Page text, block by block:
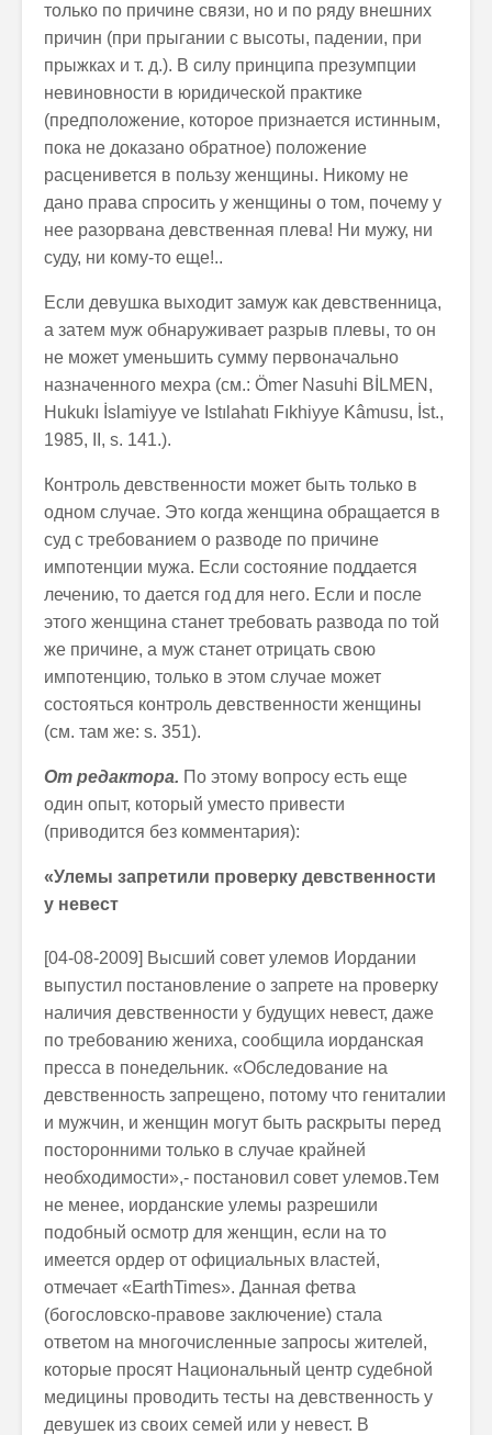
только по причине связи, но и по ряду внешних
причин (при прыгании с высоты, падении, при
прыжках и т. д.). В силу принципа презумпции
невиновности в юридической практике
(предположение, которое признается истинным,
пока не доказано обратное) положение
расценивется в пользу женщины. Никому не
дано права спросить у женщины о том, почему у
нее разорвана девственная плева! Ни мужу, ни
суду, ни кому-то еще!..
Если девушка выходит замуж как девственница,
а затем муж обнаруживает разрыв плевы, то он
не может уменьшить сумму первоначально
назначенного мехра (см.: Ömer Nasuhi BİLMEN,
Hukukı İslamiyye ve Is­tılahatı Fıkhiyye Kâmusu, İst.,
1985, II, s. 141.).
Контроль девственности может быть только в
одном случае. Это когда женщина обращается в
суд с требованием о разводе по причине
импотенции мужа. Если состояние поддается
лечению, то дается год для него. Если и после
этого женщина станет требовать развода по той
же причине, а муж станет отрицать свою
импотенцию, только в этом случае может
состояться контроль девственности женщины
(cм. там же: s. 351).
От редактора. По этому вопросу есть еще
один опыт, который уместо привести
(приводится без комментария):
«Улемы запретили проверку девственности
у невест
[04-08-2009] Высший совет улемов Иордании
выпустил постановление о запрете на проверку
наличия девственности у будущих невест, даже
по требованию жениха, сообщила иорданская
пресса в понедельник. «Обследование на
девственность запрещено, потому что гениталии
и мужчин, и женщин могут быть раскрыты перед
посторонними только в случае крайней
необходимости»,- постановил совет улемов.Тем
не менее, иорданские улемы разрешили
подобный осмотр для женщин, если на то
имеется ордер от официальных властей,
отмечает «EarthTimes». Данная фетва
(богословско-правове заключение) стала
ответом на многочисленные запросы жителей,
которые просят Национальный центр судебной
медицины проводить тесты на девственность у
девушек из своих семей или у невест. В